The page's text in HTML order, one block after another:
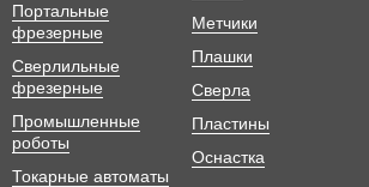
Портальные
фрезерные
Сверлильные
фрезерные
Промышленные
роботы
Токарные автоматы
Метчики
Плашки
Сверла
Пластины
Оснастка